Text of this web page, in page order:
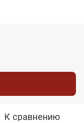
К сравнению